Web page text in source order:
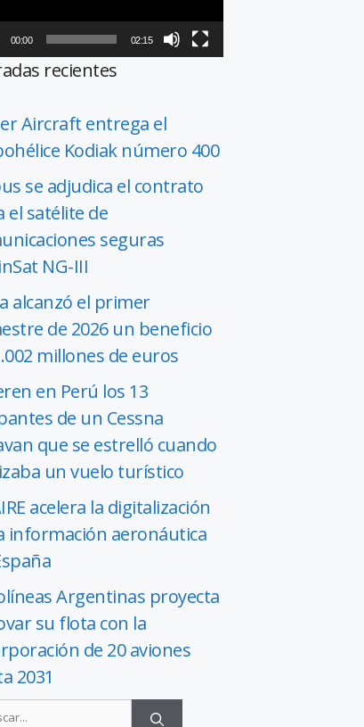
00:00 02:15
recientes
Aircraft entrega el
Kodiak número 400
se adjudica el contrato
el satélite de
seguras
NG-III
alcanzó el primer
de 2026 un beneficio
millones de euros
en Perú los 13
de un Cessna
que se estrelló cuando
un vuelo turístico
acelera la digitalización
información aeronáutica
Argentinas proyecta
su flota con la
de 20 aviones
2031